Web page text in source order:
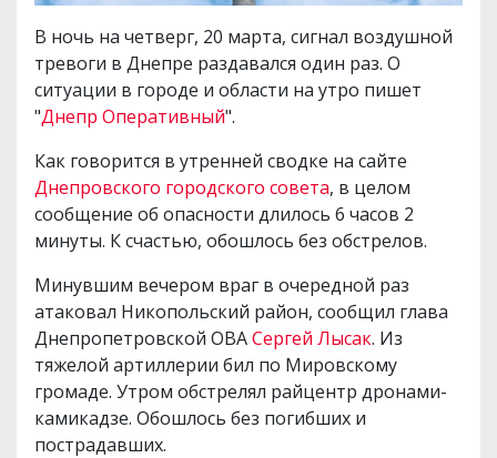
В ночь на четверг, 20 марта, сигнал воздушной
тревоги в Днепре раздавался один раз. О
ситуации в городе и области на утро пишет
"Днепр Оперативный".
Как говорится в утренней сводке на сайте
Днепровского городского совета, в целом
сообщение об опасности длилось 6 часов 2
минуты. К счастью, обошлось без обстрелов.
Минувшим вечером враг в очередной раз
атаковал Никопольский район, сообщил глава
Днепропетровской ОВАСергей Лысак. Из
тяжелой артиллерии бил по Мировскому
громаде. Утром обстрелял райцентр дронами-
камикадзе. Обошлось без погибших и
пострадавших.